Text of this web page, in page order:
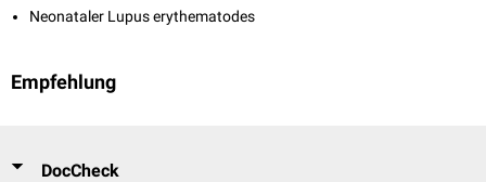
Neonataler Lupus erythematodes
Empfehlung
DocCheck